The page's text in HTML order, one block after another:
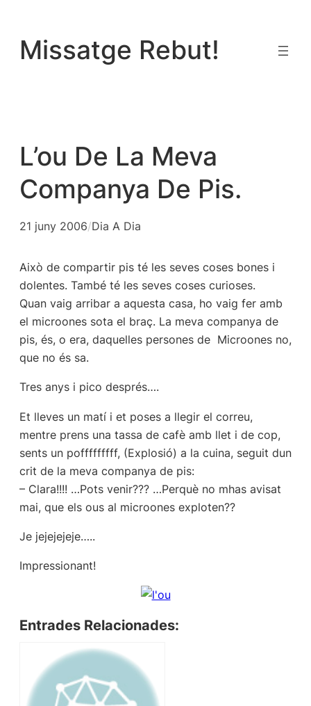
contingut
Missatge Rebut!
L’ou De La Meva
Companya De Pis.
21 juny 2006/Dia A Dia
Això de compartir pis té les seves coses bones i
dolentes. També té les seves coses curioses.
Quan vaig arribar a aquesta casa, ho vaig fer amb
el microones sota el braç. La meva companya de
pis, és, o era, daquelles persones de  Microones no,
que no és sa.
Tres anys i pico després….
Et lleves un matí i et poses a llegir el correu,
mentre prens una tassa de cafè amb llet i de cop,
sents un pofffffffff, (Explosió) a la cuina, seguit dun
crit de la meva companya de pis:
– Clara!!!! …Pots venir??? …Perquè no mhas avisat
mai, que els ous al microones exploten??
Je jejejejeje…..
Impressionant!
Entrades Relacionades: